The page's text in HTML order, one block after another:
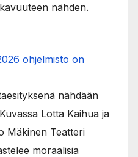
nähden.
ohjelmisto on
nähdään
Lotta Kaihua ja
Mäkinen Teatteri
moraalisia